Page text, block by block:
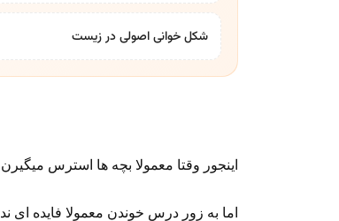
شکل خوانی اصولی در زیست
اینجور وقتا معمولا بچه ها استرس
اما به زور درس خوندن معمولا فایده ای